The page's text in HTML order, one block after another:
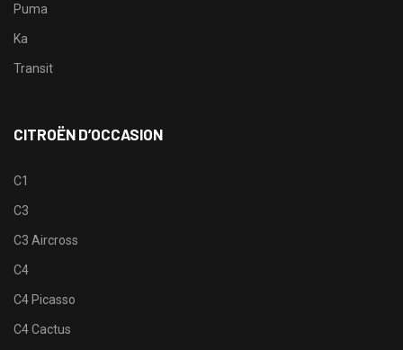
Puma
Ka
Transit
CITROËN D’OCCASION
C1
C3
C3 Aircross
C4
C4 Picasso
C4 Cactus